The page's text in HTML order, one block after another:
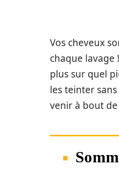
Vos cheveux
chaque lavage
plus sur quel
les teinter
venir à bout